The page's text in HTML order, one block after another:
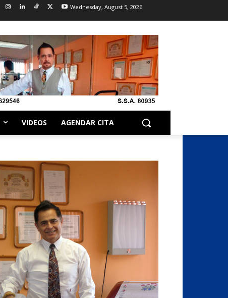
Wednesday, August 5, 2026
VIDEOS AGENDAR CITA